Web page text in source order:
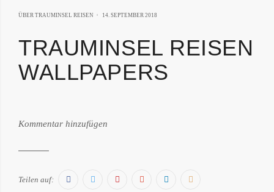
ÜBER TRAUMINSEL REISEN 14. SEPTEMBER 2018
TRAUMINSEL REISEN
WALLPAPERS
Philipp
Kommentar hinzufügen
Teilen auf: FacebookTwitterPinterestGoogle+LinkedInE-